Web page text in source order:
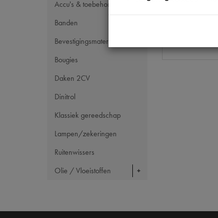
Accu's & toebehoren
Banden
Bevestigingsmateriaal
Bougies
Daken 2CV
Dinitrol
Klassiek gereedschap
Lampen/zekeringen
Ruitenwissers
Olie / Vloeistoffen
Codes